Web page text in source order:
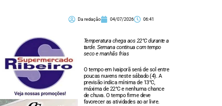
Da redação 04/07/2026 06:41
Temperatura chega aos 22°C durante a
tarde. Semana continua com tempo
seco e manhãs frias
O tempo em Ivaiporã será de sol entre
poucas nuvens neste sábado (4). A
previsão indica mínima de 13°C,
máxima de 22°C e nenhuma chance
de chuva. O tempo firme deve
favorecer as atividades ao ar livre.